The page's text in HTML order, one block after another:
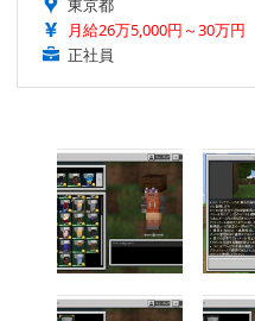
東京都
月給26万5,000円～30万円
正社員